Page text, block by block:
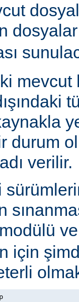
mevcut
durum
verilir.
modülü
için